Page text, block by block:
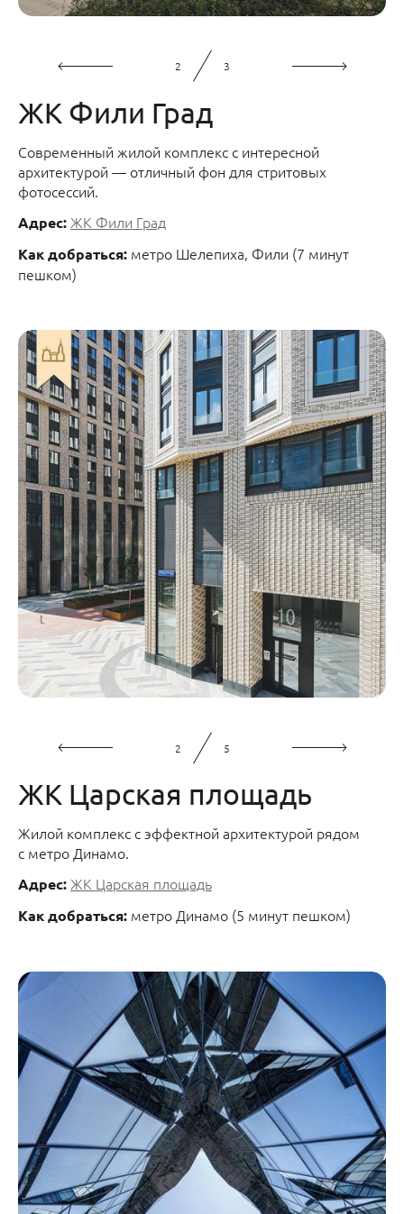
2 3
ЖК Фили Град
Современный жилой комплекс с интересной
архитектурой — отличный фон для стритовых
фотосессий.
Адрес: ЖК Фили Град
Как добраться: метро Шелепиха, Фили (7 минут
пешком)
2 5
ЖК Царская площадь
Жилой комплекс с эффектной архитектурой рядом
с метро Динамо.
Адрес: ЖК Царская площадь
Как добраться: метро Динамо (5 минут пешком)